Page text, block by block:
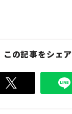
この記事をシェア